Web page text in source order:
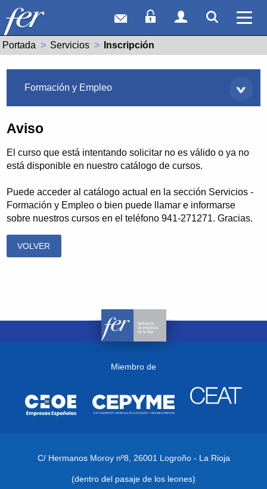
Correo webAcceso Socios
Acceso
Portada Servicios Actual:
Inscripción
Formación y Empleo
Aviso
El curso que está intentando solicitar no es válido o ya no
está disponible en nuestro catálogo de cursos.
Puede acceder al catálogo actual en la sección Servicios -
Formación y Empleo o bien puede llamar e informarse
sobre nuestros cursos en el teléfono 941-271271. Gracias.
VOLVER
Miembro de
C/ Hermanos Moroy nº8, 26001 Logroño - La Rioja
(dentro del pasaje de los leones)